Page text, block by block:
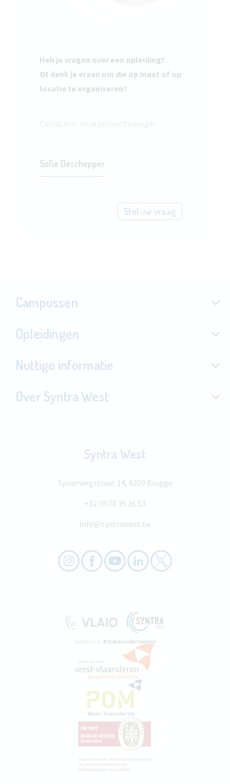
Heb je vragen over een opleiding?
Of denk je eraan om die op maat of op
locatie te organiseren?
Contacteer onze productmanager
Sofie Deschepper
Stel uw vraag
Campussen
Opleidingen
Nuttige informatie
Over Syntra West
Syntra West
Spoorwegstraat 14, 8200 Brugge
+32 (0)78 35 36 53
info@syntrawest.be